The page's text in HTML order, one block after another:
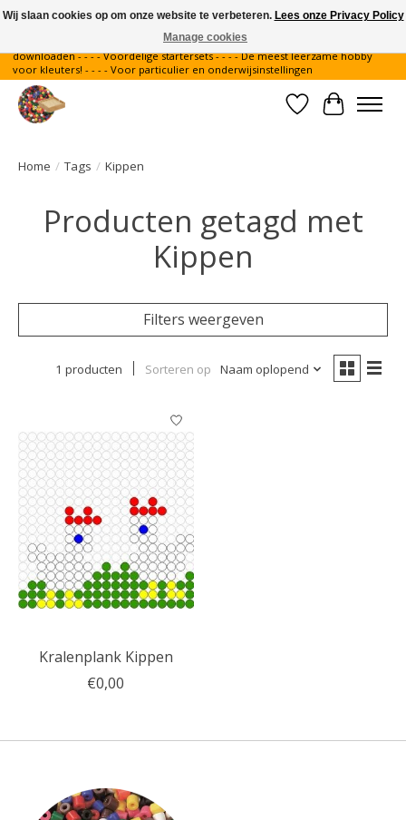
Gratis verzending binnen Nederland - - - - Legvoorbeelden gratis te
downloaden - - - - Voordelige startersets - - - - De meest leerzame hobby
voor kleuters! - - - - Voor particulier en onderwijsinstellingen
Verlanglijst
Home / Tags / Kippen
Producten getagd met
Kippen
Filters weergeven
1 producten Sorteren op Naam oplopend
Kralenplank Kippen
€0,00
Wij slaan cookies op om onze website te verbeteren. Lees onze Privacy Policy
Manage cookies